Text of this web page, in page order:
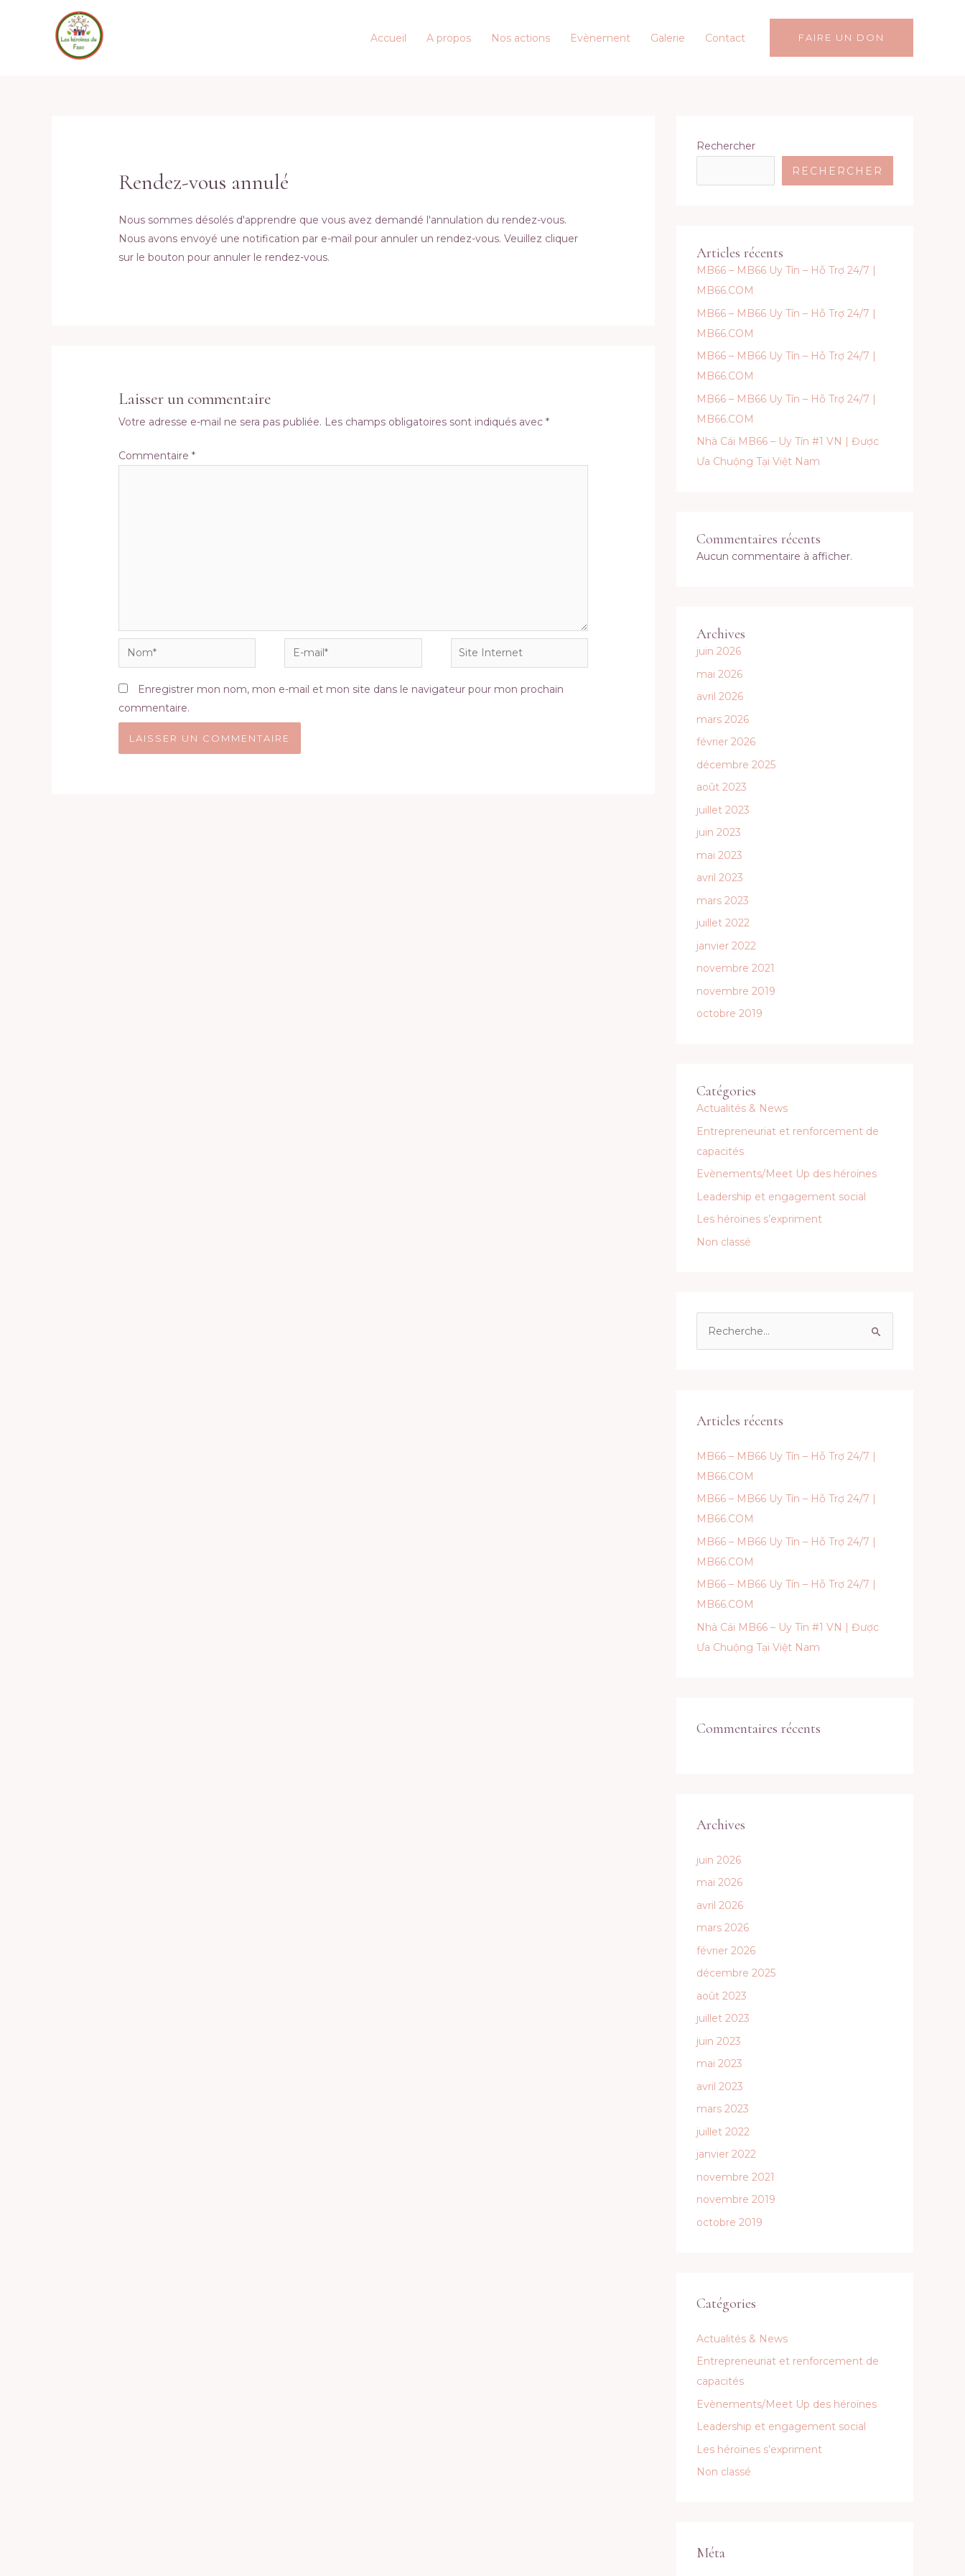
Accueil A propos Nos actions Evènement Galerie Contact FAIRE UN DON
Rendez-vous annulé
Nous sommes désolés d'apprendre que vous avez demandé l'annulation du rendez-vous.
Nous avons envoyé une notification par e-mail pour annuler un rendez-vous. Veuillez cliquer
sur le bouton pour annuler le rendez-vous.
Laisser un commentaire
Votre adresse e-mail ne sera pas publiée. Les champs obligatoires sont indiqués avec*
Commentaire*
Nom*
E-
mail*
Site
Internet
Enregistrer mon nom, mon e-mail et mon site dans le navigateur pour mon prochain
commentaire.
Rechercher
RECHERCHER
Articles récents
MB66 – MB66 Uy Tín – Hỗ Trợ 24/7 |
MB66.COM
MB66 – MB66 Uy Tín – Hỗ Trợ 24/7 |
MB66.COM
MB66 – MB66 Uy Tín – Hỗ Trợ 24/7 |
MB66.COM
MB66 – MB66 Uy Tín – Hỗ Trợ 24/7 |
MB66.COM
Nhà Cái MB66 – Uy Tín #1 VN | Được
Ưa Chuộng Tại Việt Nam
Commentaires récents
Aucun commentaire à afficher.
Archives
juin 2026
mai 2026
avril 2026
mars 2026
février 2026
décembre 2025
août 2023
juillet 2023
juin 2023
mai 2023
avril 2023
mars 2023
juillet 2022
janvier 2022
novembre 2021
novembre 2019
octobre 2019
Catégories
Actualités & News
Entrepreneuriat et renforcement de
capacités
Evènements/Meet Up des héroïnes
Leadership et engagement social
Les héroïnes s’expriment
Non classé
r
h
e
r
Articles récents
MB66 – MB66 Uy Tín – Hỗ Trợ 24/7 |
MB66.COM
MB66 – MB66 Uy Tín – Hỗ Trợ 24/7 |
MB66.COM
MB66 – MB66 Uy Tín – Hỗ Trợ 24/7 |
MB66.COM
MB66 – MB66 Uy Tín – Hỗ Trợ 24/7 |
MB66.COM
Nhà Cái MB66 – Uy Tín #1 VN | Được
Ưa Chuộng Tại Việt Nam
Commentaires récents
Archives
juin 2026
mai 2026
avril 2026
mars 2026
février 2026
décembre 2025
août 2023
juillet 2023
juin 2023
mai 2023
avril 2023
mars 2023
juillet 2022
janvier 2022
novembre 2021
novembre 2019
octobre 2019
Catégories
Actualités & News
Entrepreneuriat et renforcement de
capacités
Evènements/Meet Up des héroïnes
Leadership et engagement social
Les héroïnes s’expriment
Non classé
Méta